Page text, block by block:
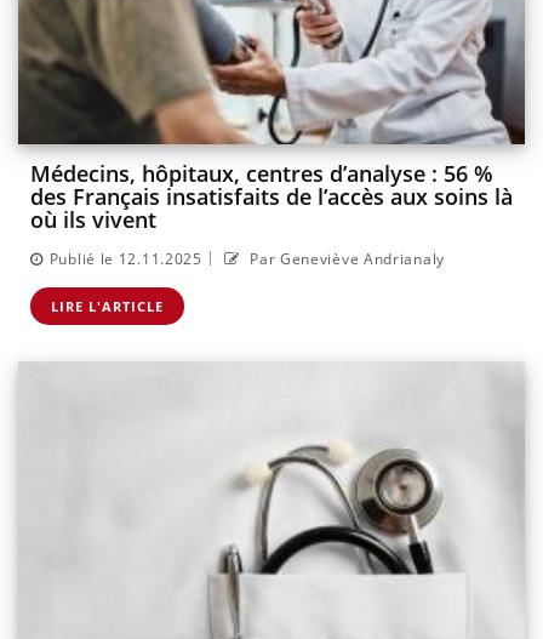
Médecins, hôpitaux, centres d’analyse : 56 %
des Français insatisfaits de l’accès aux soins là
où ils vivent
Publié le 12.11.2025 | Par Geneviève Andrianaly
LIRE L'ARTICLE